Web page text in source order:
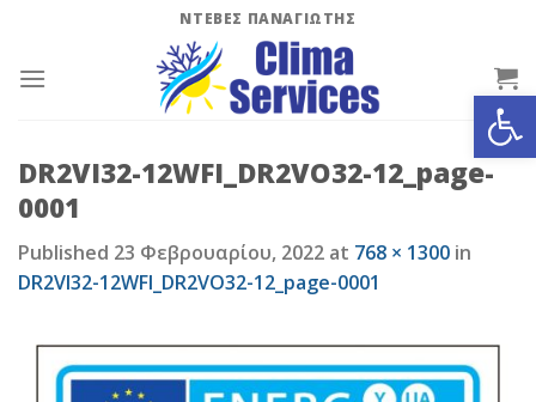
content
ΝΤΕΒΕΣ ΠΑΝΑΓΙΩΤΗΣ
DR2VI32-12WFI_DR2VO32-12_page-
0001
Published 23 Φεβρουαρίου, 2022 at 768 × 1300 in
DR2VI32-12WFI_DR2VO32-12_page-0001